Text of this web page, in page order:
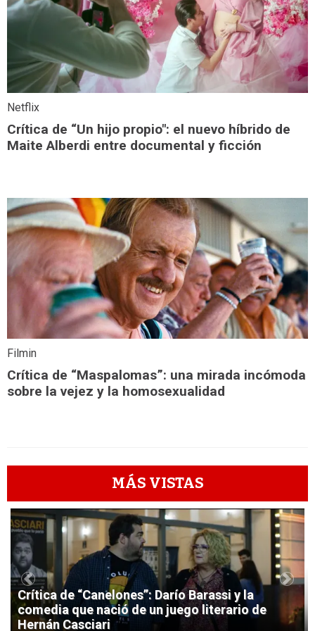
Netflix
Crítica de “Un hijo propio": el nuevo híbrido de
Maite Alberdi entre documental y ficción
Filmin
Crítica de “Maspalomas”: una mirada incómoda
sobre la vejez y la homosexualidad
MÁS VISTAS
1
Crítica de “Canelones”: Darío Barassi y la
comedia que nació de un juego literario de
Hernán Casciari
Previous Next